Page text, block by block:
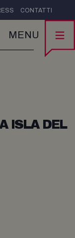
CONTATTI
MENU
ISLA DEL